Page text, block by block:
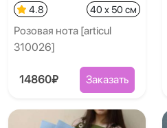
4.8 40 x 50 см
Розовая нота [articul
310026]
14860₽ Заказать